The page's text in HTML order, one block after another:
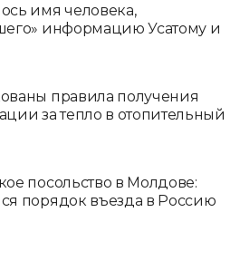
имя человека,
информацию Усатому и
правила получения
за тепло в отопительный
посольство в Молдове:
порядок въезда в Россию